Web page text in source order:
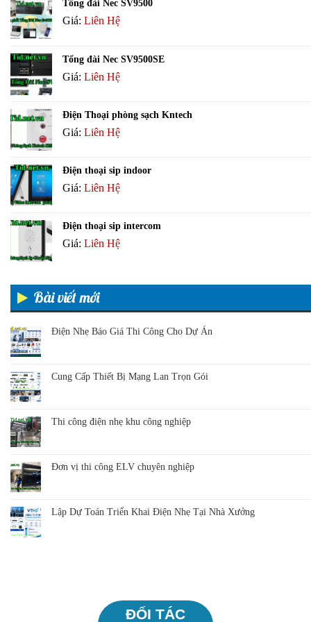
Tổng đài Nec SV9500
Giá: Liên Hệ
Tổng đài Nec SV9500SE
Giá: Liên Hệ
Điện Thoại phòng sạch Kntech
Giá: Liên Hệ
Điện thoại sip indoor
Giá: Liên Hệ
Điện thoại sip intercom
Giá: Liên Hệ
Bài viết mới
Điện Nhẹ Báo Giá Thi Công Cho Dự Án
Cung Cấp Thiết Bị Mạng Lan Trọn Gói
Thi công điện nhẹ khu công nghiệp
Đơn vị thi công ELV chuyên nghiệp
Lập Dự Toán Triển Khai Điện Nhẹ Tại Nhà Xưởng
ĐỐI TÁC